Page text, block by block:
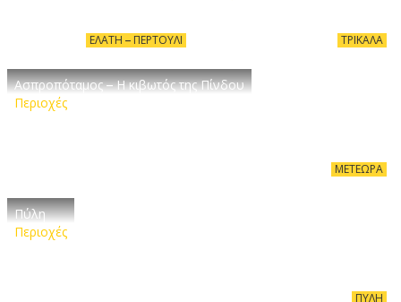
ΕΛΆΤΗ – ΠΕΡΤΟΎΛΙ
Ασπροπόταμος – Η κιβωτός της Πίνδου
Περιοχές
ΜΕΤΈΩΡΑ
Πύλη
Περιοχές
ΠΎΛΗ
ΤΡΊΚΑΛΑ